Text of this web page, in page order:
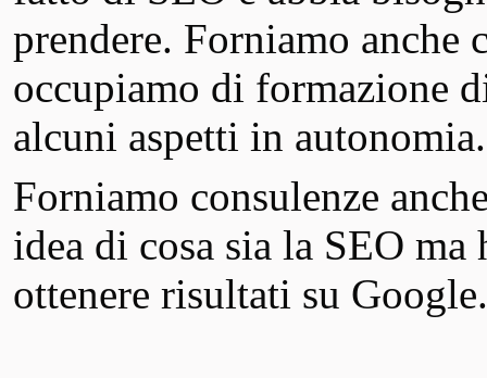
prendere. Forniamo anche
occupiamo di formazione
alcuni aspetti in autonomia.
Forniamo consulenze
idea di cosa sia la SEO
ottenere risultati su Google.